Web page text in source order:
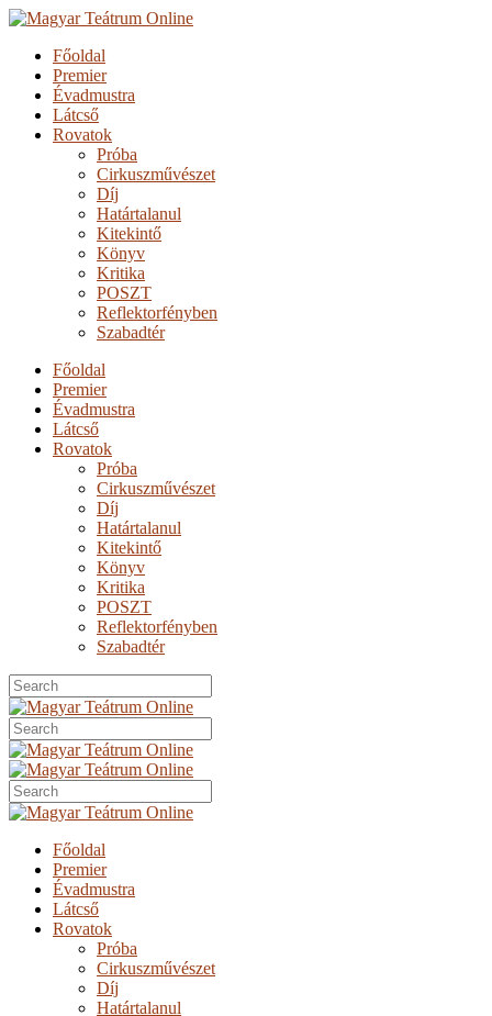
Főoldal
Premier
Évadmustra
Látcső
Rovatok
Próba
Cirkuszművészet
Díj
Határtalanul
Kitekintő
Könyv
Kritika
POSZT
Reflektorfényben
Szabadtér
Főoldal
Premier
Évadmustra
Látcső
Rovatok
Próba
Cirkuszművészet
Díj
Határtalanul
Kitekintő
Könyv
Kritika
POSZT
Reflektorfényben
Szabadtér
Főoldal
Premier
Évadmustra
Látcső
Rovatok
Próba
Cirkuszművészet
Díj
Határtalanul